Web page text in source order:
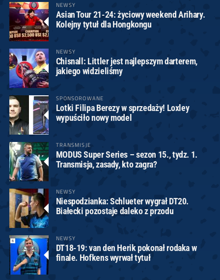
NEWSY
Asian Tour 21-24: życiowy weekend Arihary.
Kolejny tytuł dla Hongkongu
NEWSY
Chisnall: Littler jest najlepszym darterem,
jakiego widzieliśmy
SPONSOROWANE
Lotki Filipa Berezy w sprzedaży! Loxley
wypuściło nowy model
TRANSMISJE
MODUS Super Series – sezon 15., tydz. 1.
Transmisja, zasady, kto zagra?
NEWSY
Niespodzianka: Schlueter wygrał DT20.
Białecki pozostaje daleko z przodu
NEWSY
DT18-19: van den Herik pokonał rodaka w
finale. Hofkens wyrwał tytuł